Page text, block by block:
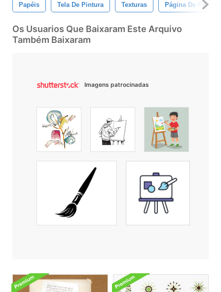
Papéis Tela De Pintura Texturas Página De
Os Usuarios Que Baixaram Este Arquivo
Também Baixaram
Imagens patrocinadas